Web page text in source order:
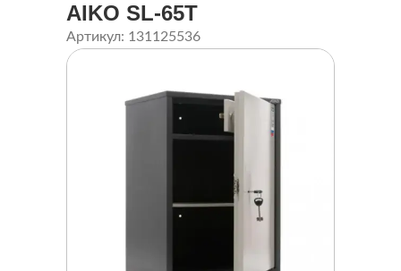
AIKO SL-65T
Артикул: 131125536